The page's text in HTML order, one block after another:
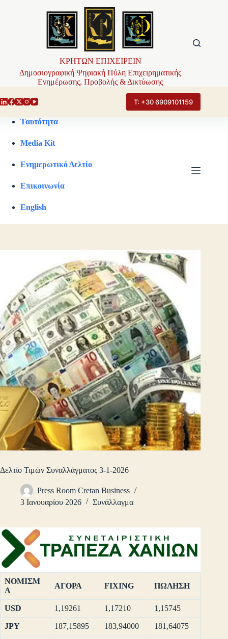
ΚΡΗΤΩΝ ΕΠΙΧΕΙΡΕΙΝ
Δημοσιογραφική Ψηφιακή Πύλη Επιχειρηματικής
Ενημέρωσης, Προβολής & Δικτύωσης
Τ: +30 6909101159
Ταυτότητα
Media Kit
Ενημερωτικό Δελτίο
Επικοινωνία
English
Δελτίο Τιμών Συναλλάγματος 3-1-2026
Press Room Cretan Business
3 Ιανουαρίου 2026
Συνάλλαγμα
ΝΟΜΙΣΜ
Α
ΑΓΟΡΑ FIXING ΠΩΛΗΣΗ
USD 1,19261 1,17210 1,15745
JPY 187,15895 183,94000 181,64075